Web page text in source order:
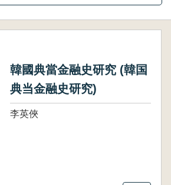
韓國典當金融史研究 (韓国
典当金融史研究)
李英俠